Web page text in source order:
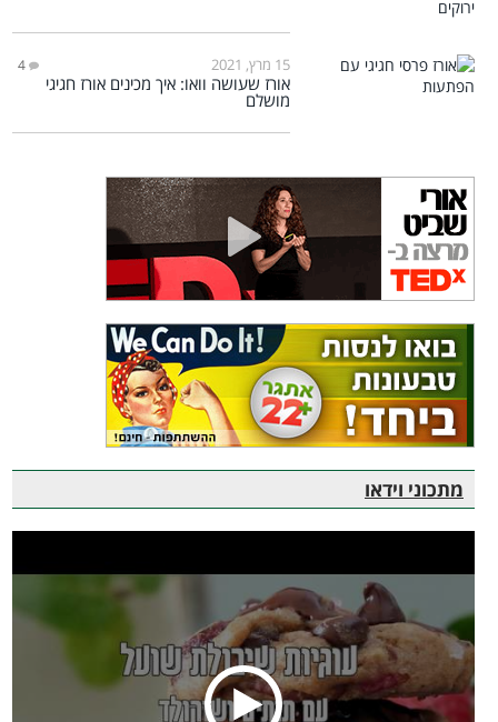
15 מרץ, 2021 4
אורז שעושה וואו: איך מכינים אורז חגיגי
מושלם
מתכוני וידאו